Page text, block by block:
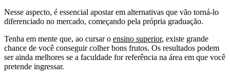
Nesse aspecto, é essencial apostar em alternativas que vão torná-lo
diferenciado no mercado, começando pela própria graduação.
Tenha em mente que, ao cursar o ensino superior, existe grande
chance de você conseguir colher bons frutos. Os resultados podem
ser ainda melhores se a faculdade for referência na área em que você
pretende ingressar.